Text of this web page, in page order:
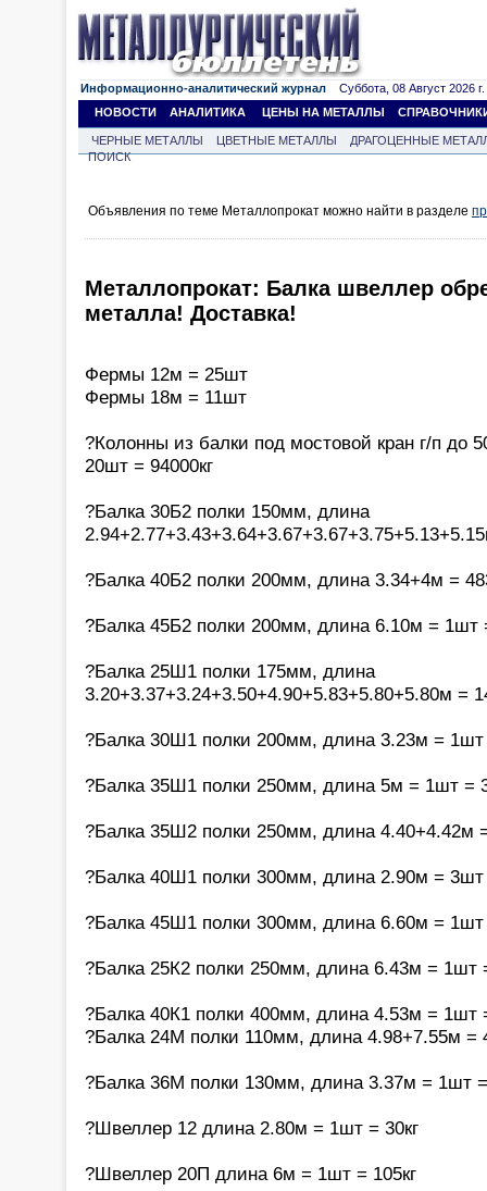
Информационно-аналитический журнал Суббота, 08 Август 2026 г.
НОВОСТИ
АНАЛИТИКА ЦЕНЫ НА МЕТАЛЛЫ
ЧЕРНЫЕ МЕТАЛЛЫ ЦВЕТНЫЕ МЕТАЛЛЫ
ДРАГОЦЕННЫЕ
ПОИСК
Объявления по теме Металлопрокат можно найти в разделе
Металлопрокат: Балка швеллер
металла! Доставка!
Фермы 12м = 25шт
Фермы 18м = 11шт
?Колонны из балки под мостовой кран г/п до
20шт = 94000кг
?Балка 30Б2 полки 150мм, длина
?Балка 40Б2 полки 200мм, длина 3.34+4м =
?Балка 45Б2 полки 200мм, длина 6.10м = 1шт
?Балка 25Ш1 полки 175мм, длина
3.20+3.37+3.24+3.50+4.90+5.83+5.80+5.80м =
?Балка 30Ш1 полки 200мм, длина 3.23м = 1шт
?Балка 35Ш1 полки 250мм, длина 5м = 1шт =
?Балка 35Ш2 полки 250мм, длина 4.40+4.42м
?Балка 40Ш1 полки 300мм, длина 2.90м = 3шт
?Балка 45Ш1 полки 300мм, длина 6.60м = 1шт
?Балка 25К2 полки 250мм, длина 6.43м = 1шт
?Балка 40К1 полки 400мм, длина 4.53м = 1шт
?Балка 24М полки 110мм, длина 4.98+7.55м =
?Балка 36М полки 130мм, длина 3.37м = 1шт =
?Швеллер 12 длина 2.80м = 1шт = 30кг
?Швеллер 20П длина 6м = 1шт = 105кг